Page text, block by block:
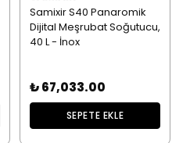
Samixir S40 Panaromik
Dijital Meşrubat Soğutucu,
40 L - İnox
₺ 67,033.00
SEPETE EKLE